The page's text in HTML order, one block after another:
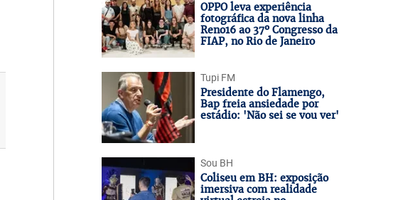
OPPO leva experiência
fotográfica da nova linha
Reno16 ao 37º Congresso da
FIAP, no Rio de Janeiro
Tupi FM
Presidente do Flamengo,
Bap freia ansiedade por
estádio: 'Não sei se vou ver'
Sou BH
Coliseu em BH: exposição
imersiva com realidade